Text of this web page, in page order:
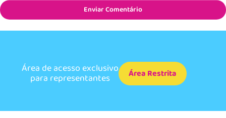
Enviar Comentário
Área de acesso exclusivo
para representantes Área Restrita